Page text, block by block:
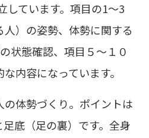
しています。項目の1～3
）の姿勢、体勢に関する
状態確認、項目５～１０
内容になっています。
体勢づくり。ポイントは
底（足の裏）です。全身